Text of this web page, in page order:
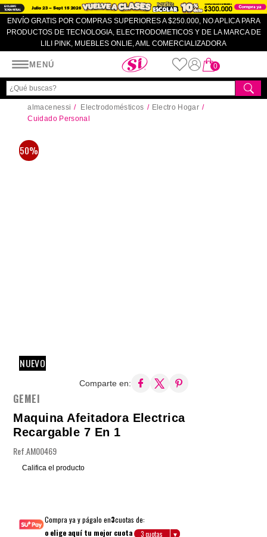
ENVÍO GRATIS POR COMPRAS SUPERIORES A $250.000, NO APLICA PARA
PRODUCTOS DE TECNOLOGIA, ELECTRODOMETICOS Y DE LA MARCA DE
LILI PINK, MUEBLES ONLIE, AML COMERCIALIZADORA
MENÚ
Almacenes SI
0
almacenessi Electrodomésticos
Electro Hogar
Cuidado Personal
NUEVO
50%
Comparte en:
GEMEI
Maquina Afeitadora Electrica
Recargable 7 En 1
Ref.AM00469
Califica el producto
Compra ya y págalo en3cuotas de:
o elige aquí tu mejor cuota